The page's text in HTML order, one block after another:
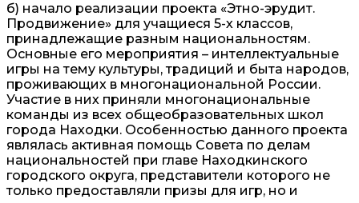
б) начало реализации проекта «Этно-эрудит.
Продвижение» для учащиеся 5-х классов,
принадлежащие разным национальностям.
Основные его мероприятия – интеллектуальные
игры на тему культуры, традиций и быта народов,
проживающих в многонациональной России.
Участие в них приняли многонациональные
команды из всех общеобразовательных школ
города Находки. Особенностью данного проекта
являлась активная помощь Совета по делам
национальностей при главе Находкинского
городского округа, представители которого не
только предоставляли призы для игр, но и